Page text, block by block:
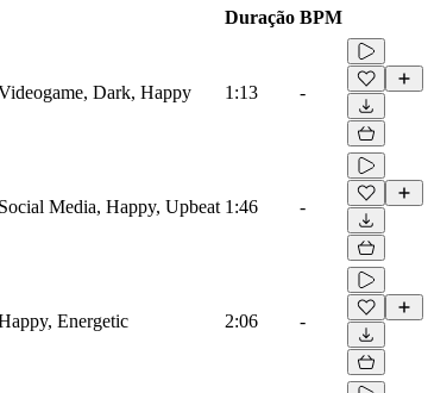
Duração BPM
Dark, Happy 1:13 -
Media, Happy, Upbeat 1:46 -
Energetic 2:06 -